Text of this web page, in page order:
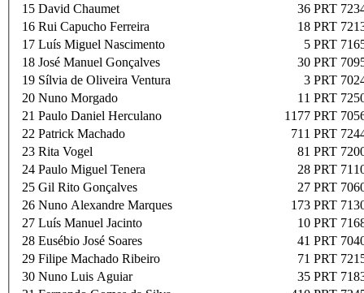
15 David Chaumet 36 PRT
16 Rui Capucho Ferreira 18 PRT
17 Luís Miguel Nascimento 5 PRT
18 José Manuel Gonçalves 30 PRT
19 Sílvia de Oliveira Ventura 3 PRT
20 Nuno Morgado 11 PRT
21 Paulo Daniel Herculano 1177 PRT
22 Patrick Machado 711 PRT
23 Rita Vogel 81 PRT
24 Paulo Miguel Tenera 28 PRT
25 Gil Rito Gonçalves 27 PRT
26 Nuno Alexandre Marques 173 PRT
27 Luís Manuel Jacinto 10 PRT
28 Eusébio José Soares 41 PRT
29 Filipe Machado Ribeiro 71 PRT
30 Nuno Luis Aguiar 35 PRT